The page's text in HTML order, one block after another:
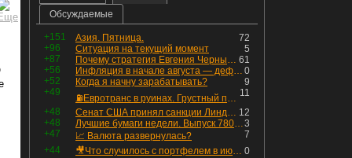
Обсуждаемые
+151 72
Азия. Пятница.
+96
5
Ситуация на текущий момент
+87
61
Почему стратегия Евгения Черных приведет вас к убыткам в 2026 году
+56
0
Инфляция в начале августа — дефляция из-за топлива и плодоовощной корзины, но услуги продолжают дорожать, а рубль начал ослабевать.
+52
9
Когда я начну зарабатывать?
+49
11
⛽️Евротранс в руинах. Грустный пост😶😞 Что изменилось в облигациях?
+48
12
Сенат США принял санкции Линдси Грэма против России
+48
3
Лучшие бумаги недели. Выпуск 780 – обновления для пятницы
+47
7
📈 Валюта развернулась?
+44
0
🎥Что случилось с портфелем в июле - честный разбор / Инвестировать Просто